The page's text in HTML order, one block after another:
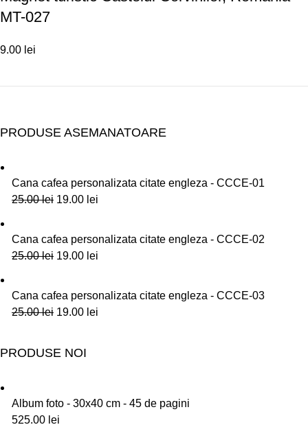
MT-027
9.00 lei
PRODUSE ASEMANATOARE
Cana cafea personalizata citate engleza - CCCE-01
25.00lei 19.00 lei
Cana cafea personalizata citate engleza - CCCE-02
25.00lei 19.00 lei
Cana cafea personalizata citate engleza - CCCE-03
25.00lei 19.00 lei
PRODUSE NOI
Album foto - 30x40 cm - 45 de pagini
525.00 lei